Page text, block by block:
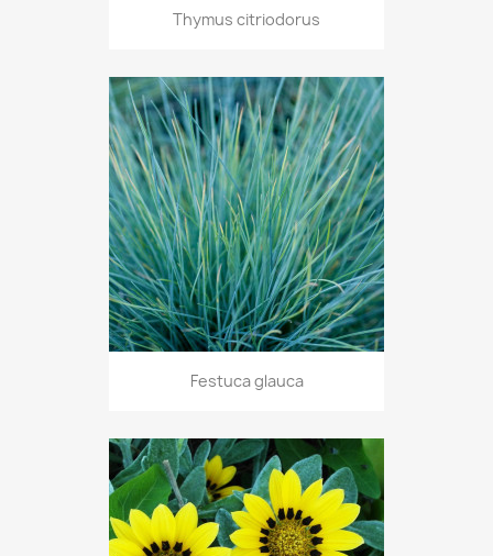
Thymus citriodorus
Festuca glauca